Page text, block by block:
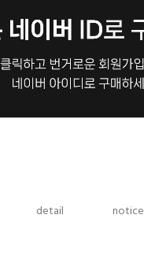
detail notice